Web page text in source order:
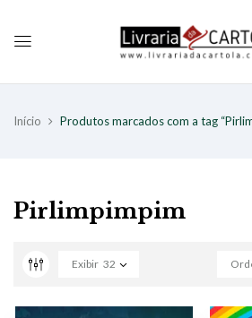
Início Produtos marcados com a tag
Pirlimpimpim
Exibir 32